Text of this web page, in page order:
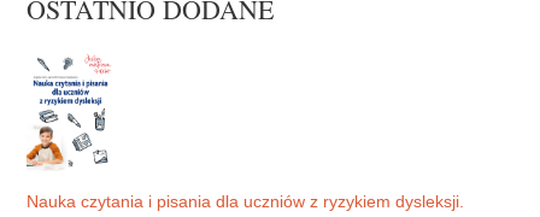
OSTATNIO DODANE
Nauka czytania i pisania dla uczniów z ryzykiem dysleksji.